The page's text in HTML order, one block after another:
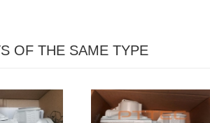
OF THE SAME TYPE